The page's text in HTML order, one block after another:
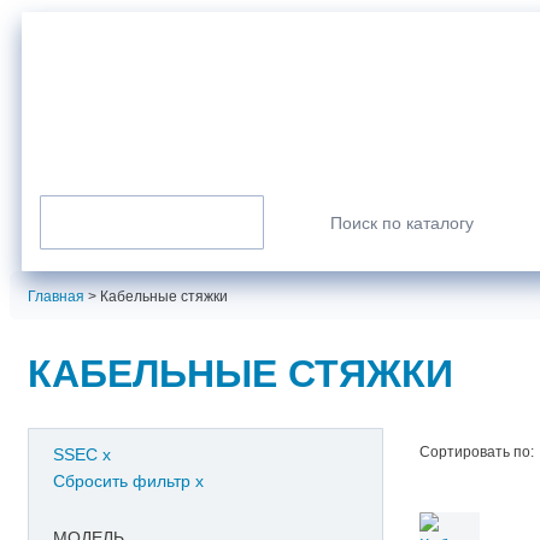
Искать:
Главная > Кабельные стяжки
КАБЕЛЬНЫЕ СТЯЖКИ
SSEC x
Сбросить фильтр x
Сортировать по: